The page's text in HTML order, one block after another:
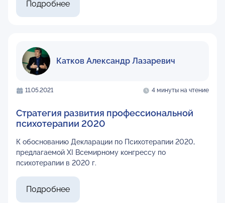
Подробнее
Катков Александр Лазаревич
11.05.2021 4 минуты на чтение
Стратегия развития профессиональной
психотерапии 2020
К обоснованию Декларации по Психотерапии 2020,
предлагаемой ХI Всемирному конгрессу по
психотерапии в 2020 г.
Подробнее